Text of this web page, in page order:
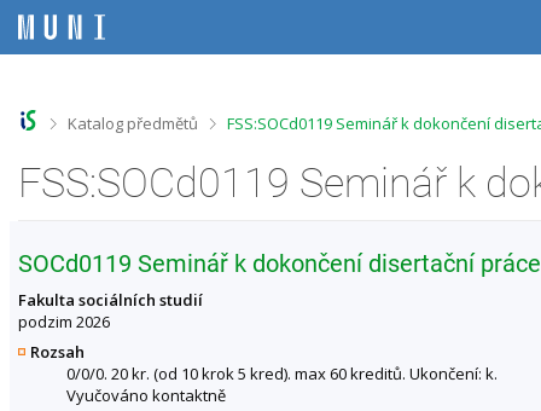
e
e
e
e
>Katalog předmětů >
FSS:SOCd0119 Seminář k dokončení
SOCd0119 Seminář k dokončení disertační
Fakulta sociálních studií
podzim 2026
Rozsah
0/0/0. 20 kr. (od 10 krok 5 kred). max 60 kreditů. Ukončení: k.
Vyučováno kontaktně